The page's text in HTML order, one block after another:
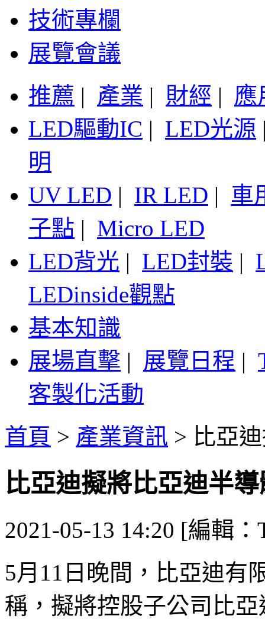
技術專欄
展覽會議
推薦 | 產業 | 財經 | 應
LED驅動IC | LED光源
明
UV LED | IR LED | 車
子點 | Micro LED
LED背光 | LED封裝 |
LEDinside觀點
基本知識
展場直擊 | 展覽日程 |
客製化活動
首頁 > 產業資訊 > 比亞
比亞迪擬將比亞迪半
2021-05-13 14:20 [編輯
5月11日晚間，比亞迪有
稱，擬將控股子公司比